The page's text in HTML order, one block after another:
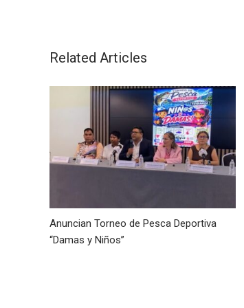
Related Articles
Anuncian Torneo de Pesca Deportiva
“Damas y Niños”